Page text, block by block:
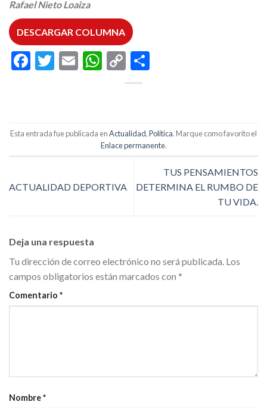
Rafael Nieto Loaiza
DESCARGAR COLUMNA
Facebook
Twitter
EmailWhatsApp
Copy
Link
Esta entrada fue publicada enActualidad,Política. Marque como favorito el
Enlace permanente.
ACTUALIDAD DEPORTIVA
TUS PENSAMIENTOS
DETERMINA EL RUMBO DE
TU VIDA.
Deja una respuesta
Tu dirección de correo electrónico no será publicada. Los
campos obligatorios están marcados con *
Comentario *
Nombre*